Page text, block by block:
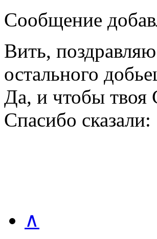
Сообщение
Вить,
остального
Да, и чтобы твоя
Спасибо сказали:
∧